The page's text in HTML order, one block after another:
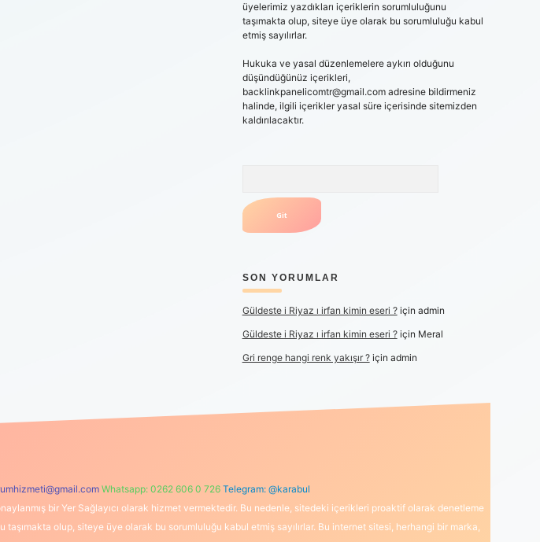
üyelerimiz yazdıkları içeriklerin sorumluluğunu
taşımakta olup, siteye üye olarak bu sorumluluğu kabul
etmiş sayılırlar.
Hukuka ve yasal düzenlemelere aykırı olduğunu
düşündüğünüz içerikleri,
backlinkpanelicomtr@gmail.comadresine bildirmeniz
halinde, ilgili içerikler yasal süre içerisinde sitemizden
kaldırılacaktır.
SON YORUMLAR
Güldeste i Riyaz ı irfan kimin eseri ?için admin
Güldeste i Riyaz ı irfan kimin eseri ?için Meral
Gri renge hangi renk yakışır ?için admin
Whatsapp: 0262 606 0 726 Telegram: @karabul
bir Yer Sağlayıcı olarak hizmet vermektedir. Bu nedenle, sitedeki içerikleri proaktif olarak denetleme
olup, siteye üye olarak bu sorumluluğu kabul etmiş sayılırlar. Bu internet sitesi, herhangi bir marka,